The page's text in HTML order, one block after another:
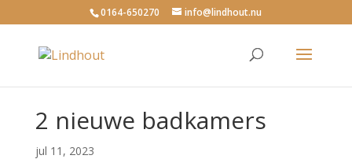
0164-650270 info@lindhout.nu
2 nieuwe badkamers
jul 11, 2023